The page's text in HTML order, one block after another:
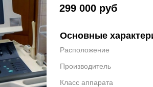
299 000 руб
Основные
Расположение
Производитель
Класс аппарата